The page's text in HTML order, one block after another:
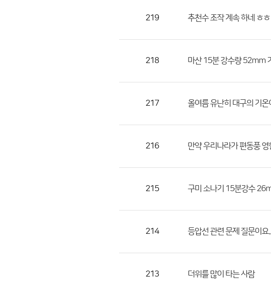
로
제
성
219 추천수 조작 계속 하네 ㅎ
218 마산 15분 강수량 52mm
217 올여름 유난히 대구의 기온
216 만약 우리나라가 편동풍 영
215 구미 소나기 15분강수
214 등압선 관련 문제 질문이요
213 더위를 많이 타는 사람